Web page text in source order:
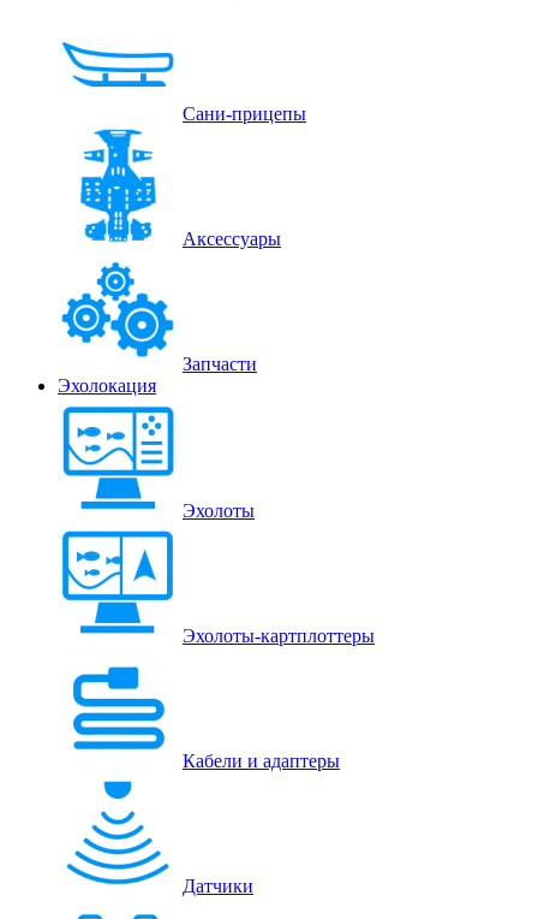
Сани-прицепы
Аксессуары
Запчасти
Эхолокация
Эхолоты
Эхолоты-картплоттеры
Кабели и адаптеры
Датчики